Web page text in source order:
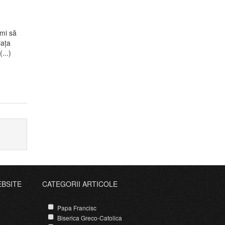
să
CATEGORII ARTICOLE
Papa Francisc
Biserica Greco-Catolica